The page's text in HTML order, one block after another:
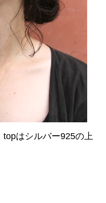
topはシルバー925の上